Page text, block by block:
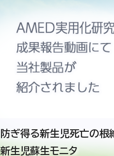
防ぎ得る新生児死亡の根
新生児蘇生モニタ